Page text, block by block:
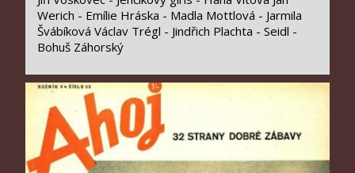
Werich - Emílie Hráska - Madla Mottlová - Jarmila
Švábíková Václav Trégl - Jindřich Plachta - Seidl -
Bohuš Záhorský